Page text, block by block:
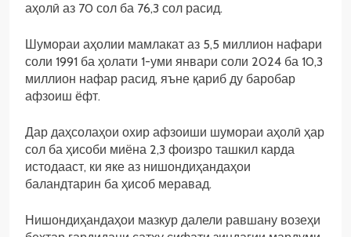
аҳолӣ аз 70 сол ба 76,3 сол расид.
Шумораи аҳолии мамлакат аз 5,5 миллион нафари
соли 1991 ба ҳолати 1-уми январи соли 2024 ба 10,3
миллион нафар расид, яъне қариб ду баробар
афзоиш ёфт.
Дар даҳсолаҳои охир афзоиши шумораи аҳолӣ ҳар
сол ба ҳисоби миёна 2,3 фоизро ташкил карда
истодааст, ки яке аз нишондиҳандаҳои
баландтарин ба ҳисоб меравад.
Нишондиҳандаҳои мазкур далели равшану возеҳи